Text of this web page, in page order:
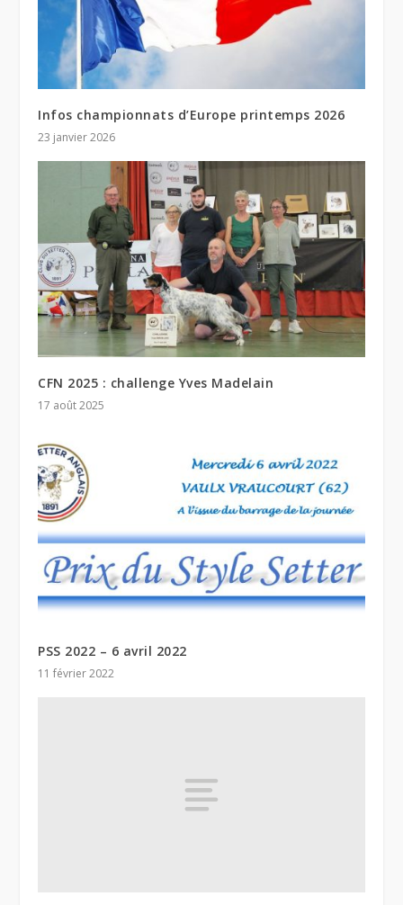
Infos championnats d’Europe printemps 2026
23 janvier 2026
CFN 2025 : challenge Yves Madelain
17 août 2025
PSS 2022 – 6 avril 2022
11 février 2022